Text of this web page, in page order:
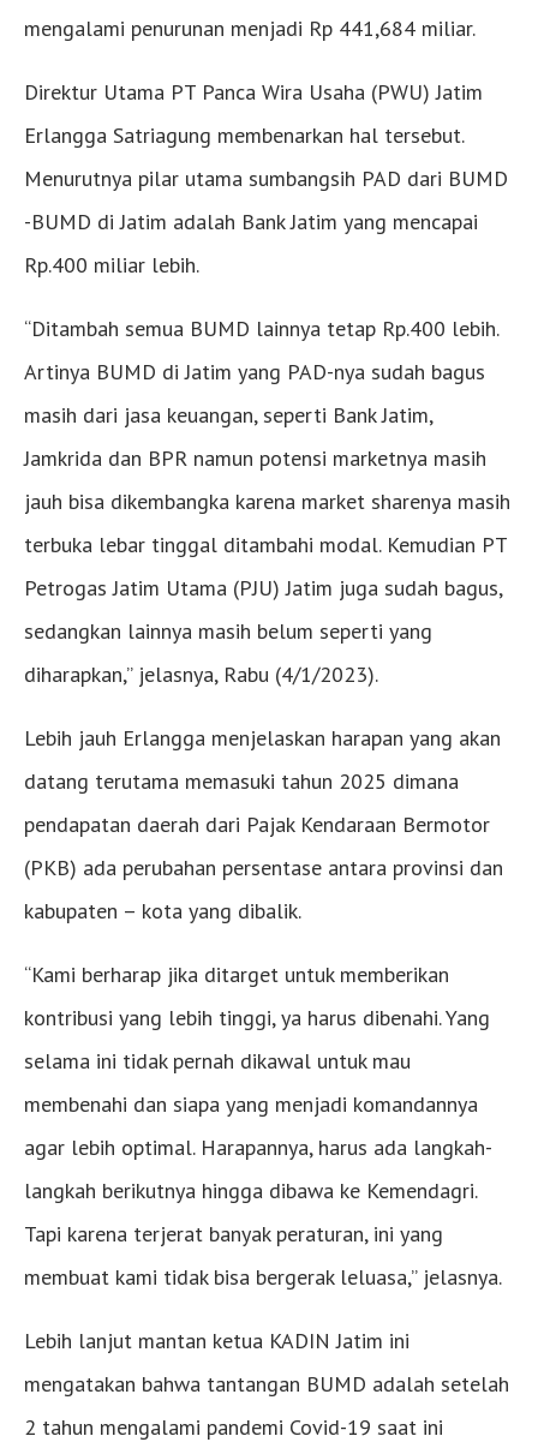
mengalami penurunan menjadi Rp 441,684 miliar.
Direktur Utama PT Panca Wira Usaha (PWU) Jatim
Erlangga Satriagung membenarkan hal tersebut.
Menurutnya pilar utama sumbangsih PAD dari BUMD
-BUMD di Jatim adalah Bank Jatim yang mencapai
Rp.400 miliar lebih.
“Ditambah semua BUMD lainnya tetap Rp.400 lebih.
Artinya BUMD di Jatim yang PAD-nya sudah bagus
masih dari jasa keuangan, seperti Bank Jatim,
Jamkrida dan BPR namun potensi marketnya masih
jauh bisa dikembangka karena market sharenya masih
terbuka lebar tinggal ditambahi modal. Kemudian PT
Petrogas Jatim Utama (PJU) Jatim juga sudah bagus,
sedangkan lainnya masih belum seperti yang
diharapkan,” jelasnya, Rabu (4/1/2023).
Lebih jauh Erlangga menjelaskan harapan yang akan
datang terutama memasuki tahun 2025 dimana
pendapatan daerah dari Pajak Kendaraan Bermotor
(PKB) ada perubahan persentase antara provinsi dan
kabupaten – kota yang dibalik.
“Kami berharap jika ditarget untuk memberikan
kontribusi yang lebih tinggi, ya harus dibenahi. Yang
selama ini tidak pernah dikawal untuk mau
membenahi dan siapa yang menjadi komandannya
agar lebih optimal. Harapannya, harus ada langkah-
langkah berikutnya hingga dibawa ke Kemendagri.
Tapi karena terjerat banyak peraturan, ini yang
membuat kami tidak bisa bergerak leluasa,” jelasnya.
Lebih lanjut mantan ketua KADIN Jatim ini
mengatakan bahwa tantangan BUMD adalah setelah
2 tahun mengalami pandemi Covid-19 saat ini